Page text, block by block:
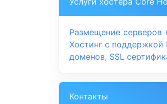
Размещение серверов
Хостинг с поддержкой
доменов, SSL
Контакты